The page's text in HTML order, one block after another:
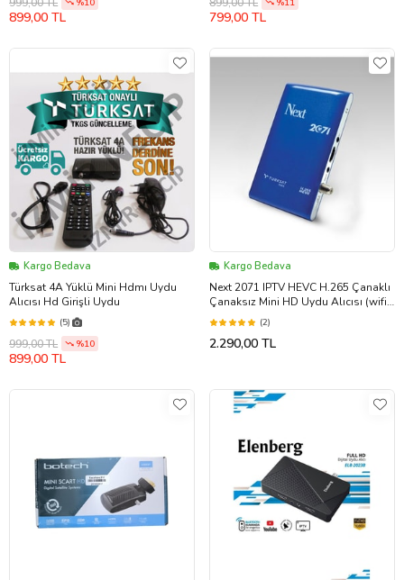
%10
899,00 TL
%11
799,00 TL
Kargo Bedava
Türksat 4A Yüklü Mini Hdmı Uydu
Alıcısı Hd Girişli Uydu
(5)
999,00 TL %10
899,00 TL
Kargo Bedava
Next 2071 IPTV HEVC H.265 Çanaklı
Çanaksız Mini HD Uydu Alıcısı (wifi
dahil değil)(2)
2.290,00 TL